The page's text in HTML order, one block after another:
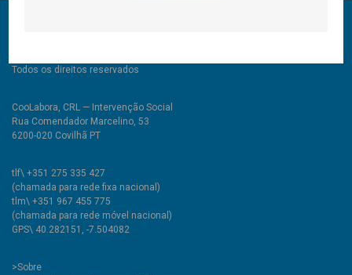
Todos os direitos reservados
CooLabora, CRL — Intervenção Social
Rua Comendador Marcelino, 53
6200-020 Covilhã PT
tlf\ +351 275 335 427
(chamada para rede fixa nacional)
tlm\ +351 967 455 775
(chamada para rede móvel nacional)
GPS\ 40.282151, -7.504082
>Sobre